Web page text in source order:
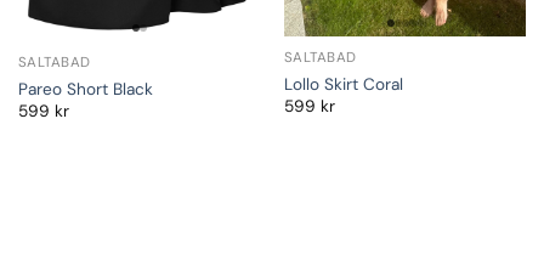
SALTABAD
Pareo Short Black
599 kr
SALTABAD
Lollo Skirt Coral
599 kr